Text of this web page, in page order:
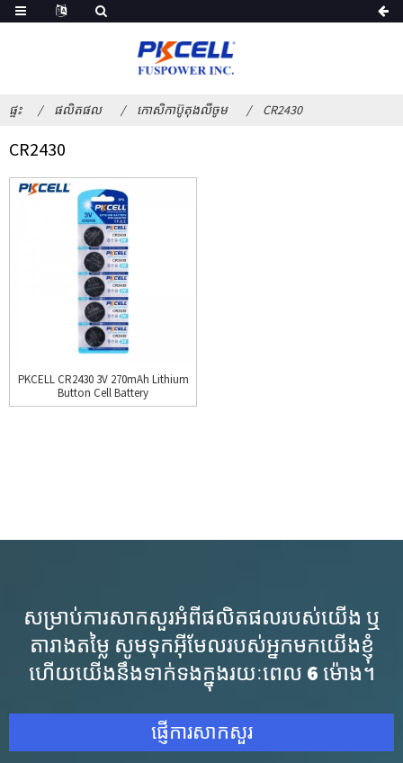
ផ្ទះ ផលិតផល កោសិកាប៊ូតុងលីចូម CR2430
CR2430
PKCELL CR2430 3V 270mAh Lithium
Button Cell Battery
សម្រាប់ការសាកសួរអំពីផលិតផលរបស់យើង ឬ
តារាងតម្លៃ សូមទុកអ៊ីមែលរបស់អ្នកមកយើងខ្ញុំ
ហើយយើងនឹងទាក់ទងក្នុងរយៈពេល 6 ម៉ោង។
ផ្ញើការសាកសួរ